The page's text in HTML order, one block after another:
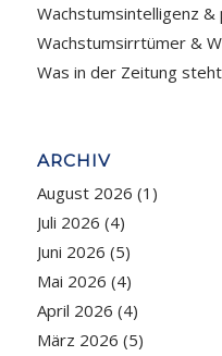
Wachstumsintelligenz
Wachstumsirrtümer &
Was in der Zeitung steht
ARCHIV
August 2026 (1)
Juli 2026 (4)
Juni 2026 (5)
Mai 2026 (4)
April 2026 (4)
März 2026 (5)